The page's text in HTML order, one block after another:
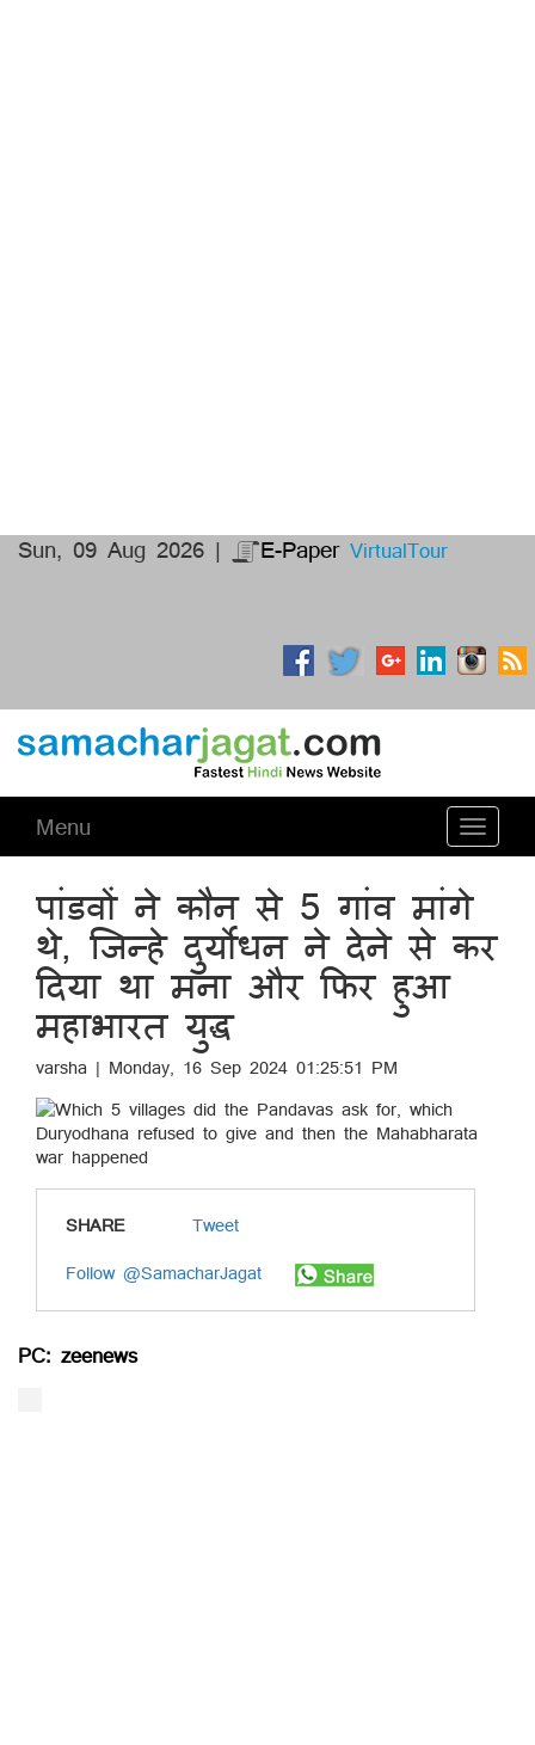
Sun, 09 Aug 2026 | E-Paper VirtualTour
Toggle
Menu
पांडवों ने कौन से 5 गांव मांगे
थे, जिन्हे दुर्योधन ने देने से कर
दिया था मना और फिर हुआ
महाभारत युद्ध
varsha | Monday, 16 Sep 2024 01:25:51 PM
SHARE
Tweet
Follow @SamacharJagat
PC: zeenews